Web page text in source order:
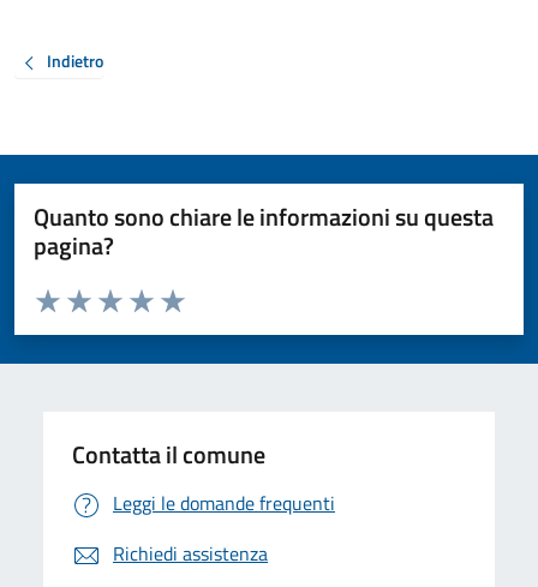
Indietro
Quanto sono chiare le informazioni su questa
pagina?
Valuta da 1 a 5 stelle la pagina
Valuta 5 stelle su 5
Valuta 4 stelle su 5
Valuta 3 stelle su 5
Valuta 2 stelle su 5
Valuta 1 stelle su 5
Contatta il comune
Leggi le domande frequenti
Richiedi assistenza